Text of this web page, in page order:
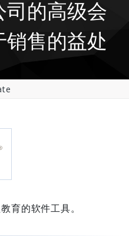
的高级会
销售的益处
育的软件工具。